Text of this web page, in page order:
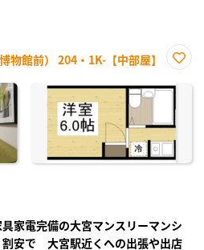
物館前） 204・1K-【中部屋】
に入
録
具家電完備の大宮マンスリーマンシ
安で 大宮駅近くへの出張や出店